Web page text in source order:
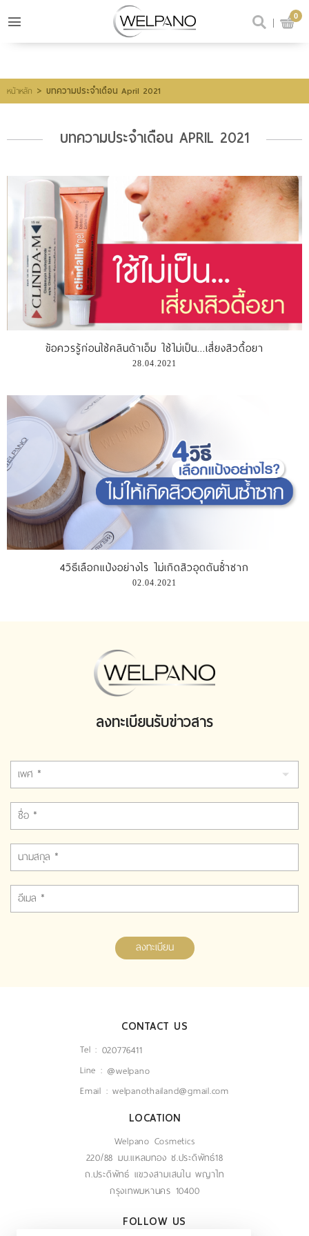
สินค้าที่สนใจ (0)
@welpano
ขั้นตอนการสั่งซื้อ
โปรโมชั่น
รีวิวผู้ใช้จริง
รีวิววีดีโอ
ติดต่อเรา
0
หน้าหลัก > บทความประจำเดือน April 2021
บทความประจำเดือน APRIL 2021
ข้อควรรู้ก่อนใช้คลินด้าเอ็ม ใช้ไม่เป็น...เสี่ยงสิวดื้อยา
28.04.2021
4วิธีเลือกแป้งอย่างไร ไม่เกิดสิวอุดตันซ้ำซาก
02.04.2021
ลงทะเบียนรับข่าวสาร
ลงทะเบียน
CONTACT US
Tel : 020776411
Line : @welpano
Email :welpanothailand@gmail.com
LOCATION
Welpano Cosmetics
220/88 มบ.แหลมทอง ซ.ประดิพัทธ์18
ถ.ประดิพัทธ์ แขวงสามเสนใน พญาไท
กรุงเทพมหานคร 10400
FOLLOW US